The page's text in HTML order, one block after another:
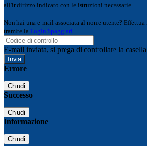
all'indirizzo indicato con le istruzioni necessarie.
Non hai una e-mail associata al nome utente? Effettua
tramite la Login Spaggiari
E-mail inviata, si prega di controllare la
Errore
Chiudi
Successo
Chiudi
Informazione
Chiudi